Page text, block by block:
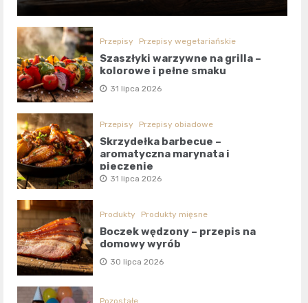
Przepisy Przepisy wegetariańskie
Szaszłyki warzywne na grilla –
kolorowe i pełne smaku
31 lipca 2026
Przepisy Przepisy obiadowe
Skrzydełka barbecue –
aromatyczna marynata i
pieczenie
31 lipca 2026
Produkty Produkty mięsne
Boczek wędzony – przepis na
domowy wyrób
30 lipca 2026
Pozostałe